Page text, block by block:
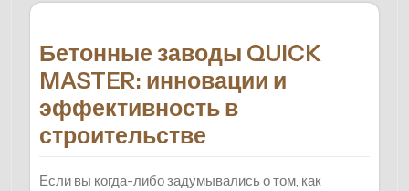
Бетонные заводы QUICK
MASTER: инновации и
эффективность в
строительстве
Если вы когда-либо задумывались о том, как